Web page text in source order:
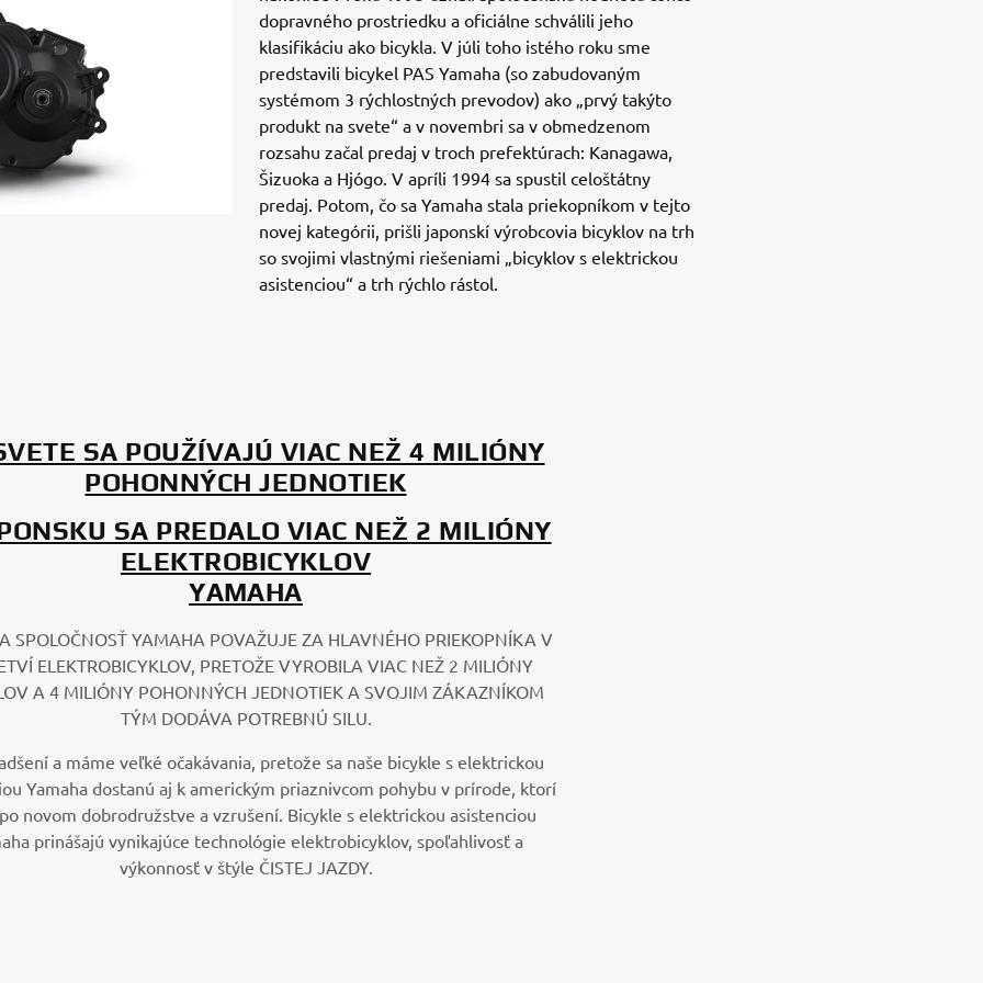
dopravného prostriedku a oficiálne schválili jeho
klasifikáciu ako bicykla. V júli toho istého roku sme
predstavili bicykel PAS Yamaha (so zabudovaným
systémom 3 rýchlostných prevodov) ako „prvý takýto
produkt na svete“ a v novembri sa v obmedzenom
rozsahu začal predaj v troch prefektúrach: Kanagawa,
Šizuoka a Hjógo. V apríli 1994 sa spustil celoštátny
predaj. Potom, čo sa Yamaha stala priekopníkom v tejto
novej kategórii, prišli japonskí výrobcovia bicyklov na trh
so svojimi vlastnými riešeniami „bicyklov s elektrickou
asistenciou“ a trh rýchlo rástol.
SA POUŽÍVAJÚ VIAC NEŽ 4 MILIÓNY
POHONNÝCH JEDNOTIEK
SA PREDALO VIAC NEŽ 2 MILIÓNY
ELEKTROBICYKLOV
YAMAHA
SPOLOČNOSŤ YAMAHA POVAŽUJE ZA HLAVNÉHO PRIEKOPNÍKA V
ELEKTROBICYKLOV, PRETOŽE VYROBILA VIAC NEŽ 2 MILIÓNY
A 4 MILIÓNY POHONNÝCH JEDNOTIEK A SVOJIM ZÁKAZNÍKOM
TÝM DODÁVA POTREBNÚ SILU.
a máme veľké očakávania, pretože sa naše bicykle s elektrickou
Yamaha dostanú aj k americkým priaznivcom pohybu v prírode, ktorí
novom dobrodružstve a vzrušení. Bicykle s elektrickou asistenciou
prinášajú vynikajúce technológie elektrobicyklov, spoľahlivosť a
výkonnosť v štýle ČISTEJ JAZDY.